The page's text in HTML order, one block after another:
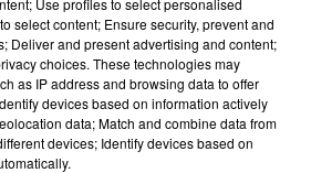
internet pour l'association
du Bressuirais.
deux-sèvres à détenir le label 4
restrictions d'eau.
Mercury sur scène au festival
Use profiles to select personalised
select content; Ensure security, prevent and
Deliver and present advertising and content;
choices. These technologies may
as IP address and browsing data to offer
devices based on information actively
data; Match and combine data from
devices; Identify devices based on